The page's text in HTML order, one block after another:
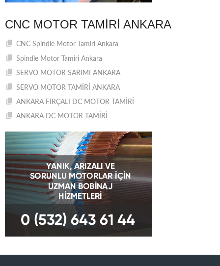
CNC MOTOR TAMIRI ANKARA
CNC Spindle Motor Tamiri Ankara
Spindle Motor Tamiri Ankara
SERVO MOTOR SARIMI ANKARA
SERVO MOTOR TAMİRİ ANKARA
ANKARA FIRÇALI DC MOTOR TAMİRİ
ANKARA DC MOTOR TAMİRİ